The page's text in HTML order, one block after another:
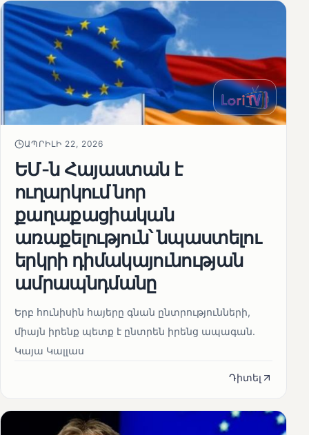
ԱՊՐԻԼԻ 22, 2026
ԵՄ-ն Հայաստան է
ուղարկում նոր
քաղաքացիական
առաքելություն՝ նպաստելու
երկրի դիմակայունության
ամրապնդմանը
Երբ հունիսին հայերը գնան ընտրությունների,
միայն իրենք պետք է ընտրեն իրենց ապագան.
Կայա Կալլաս
Դիտել